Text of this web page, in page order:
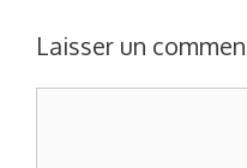
Laisser un